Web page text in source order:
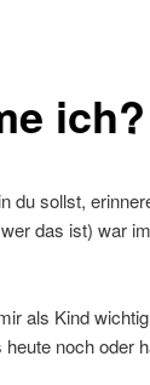
ich?
du sollst,
das ist) war
als Kind
noch oder